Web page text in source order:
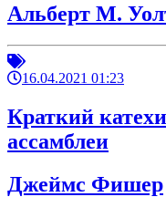
Альберт М.
16.04.2021 01:23
Краткий
ассамблеи
Джеймс Фишер